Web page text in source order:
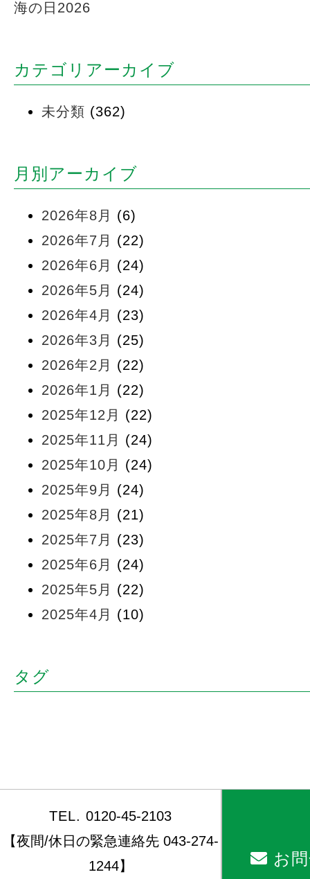
海の日2026
カテゴリアーカイブ
未分類 (362)
月別アーカイブ
2026年8月
(6)
2026年7月
(22)
2026年6月
(24)
2026年5月
(24)
2026年4月
(23)
2026年3月
(25)
2026年2月
(22)
2026年1月
(22)
2025年12月
(22)
2025年11月
(24)
2025年10月
(24)
2025年9月
(24)
2025年8月
(21)
2025年7月
(23)
2025年6月
(24)
2025年5月
(22)
2025年4月
(10)
タグ
TEL. 0120-45-2103
【夜間/休日の緊急連絡先 043-274-
1244】
お